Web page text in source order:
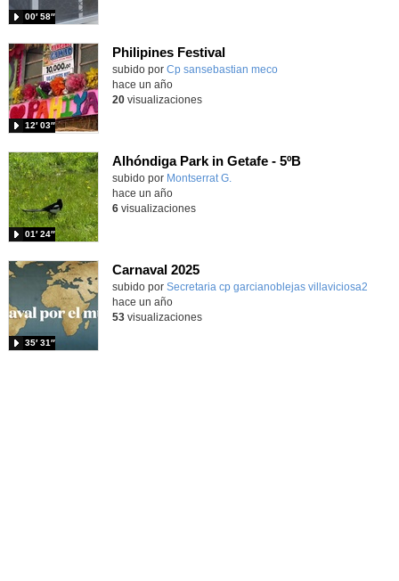
00′ 58″
Philipines Festival
Contenido educativo.
subido por Cp sansebastian meco
12′ 03″
-
hace un año
20visualizaciones
Alhóndiga Park in Getafe - 5ºB
Contenido educativo.
subido por Montserrat G.
01′ 24″
hace un año
6visualizaciones
Carnaval 2025
Contenido educativo.
subido por Secretaria cp garcianoblejas villaviciosa2
35′ 31″
hace un año
53visualizaciones